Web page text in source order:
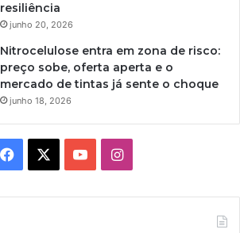
resiliência
junho 20, 2026
Nitrocelulose entra em zona de risco:
preço sobe, oferta aperta e o
mercado de tintas já sente o choque
junho 18, 2026
Facebook YouTubeInstagram